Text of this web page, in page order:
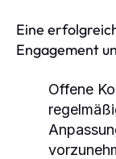
Eine
Engagement
Offene